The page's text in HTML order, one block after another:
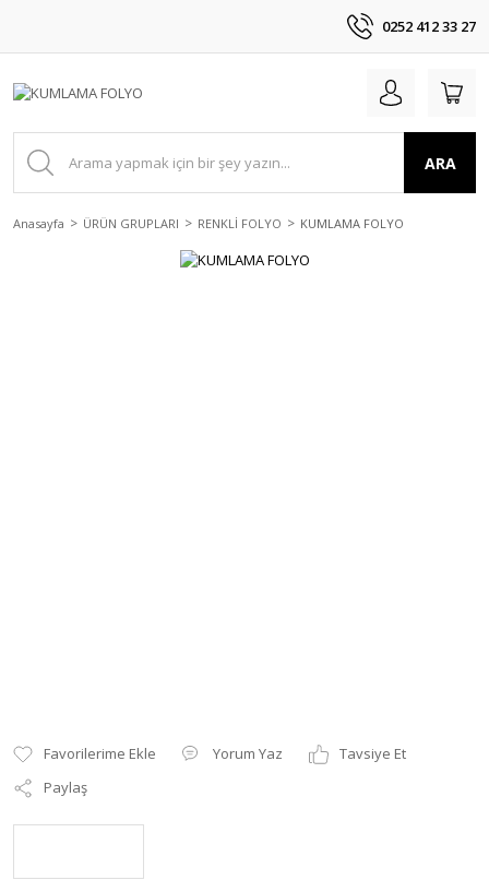
0252 412 33 27
ARA
Anasayfa ÜRÜN GRUPLARI RENKLİ FOLYO KUMLAMA FOLYO
Yorum Yaz
Tavsiye Et
Paylaş